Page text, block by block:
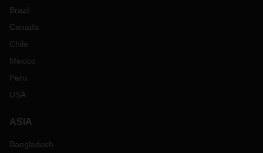
Brazil
Canada
Chile
Mexico
Peru
USA
ASIA
Bangladesh